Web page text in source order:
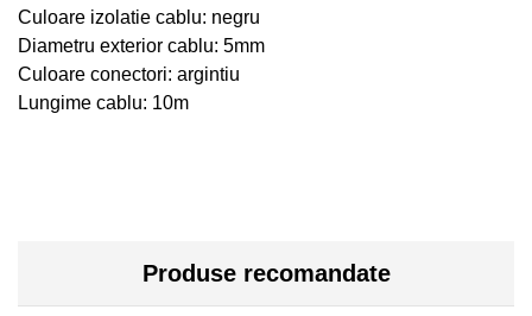
Culoare izolatie cablu: negru
Diametru exterior cablu: 5mm
Culoare conectori: argintiu
Lungime cablu: 10m
Produse recomandate